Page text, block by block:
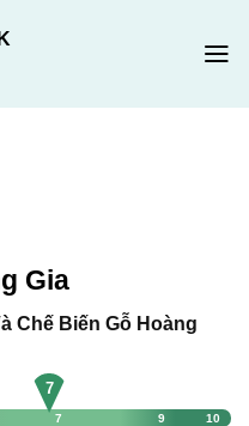
Gia
Chế Biến Gỗ Hoàng
7 9 10
7